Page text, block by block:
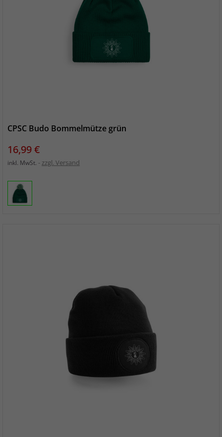
CPSC Budo Bommelmütze grün
Preis
16,99 €
inkl. MwSt. zzgl. Versand